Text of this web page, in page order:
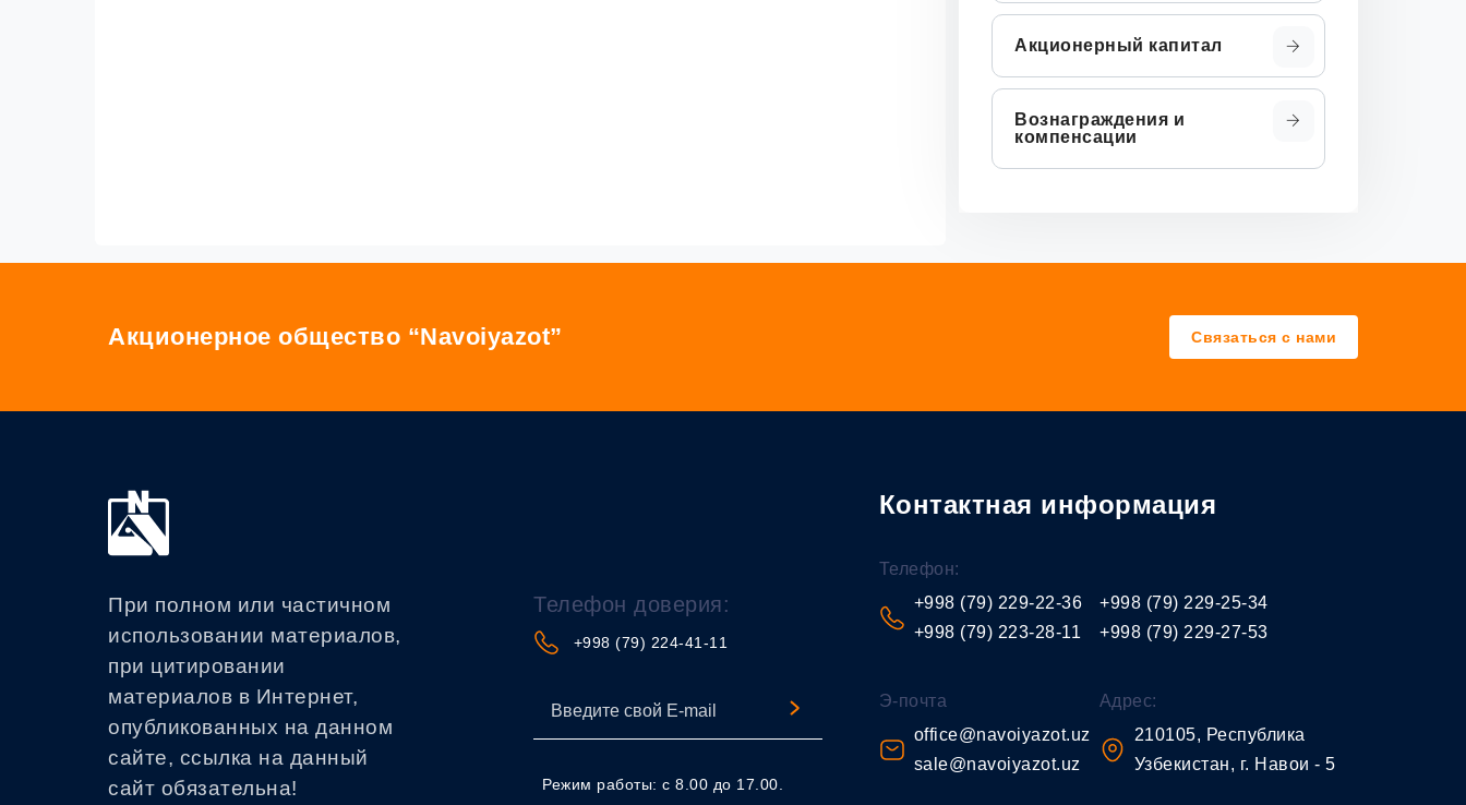
Акционерный капитал
Вознаграждения и
компенсации
Акционерное общество “Navoiyazot” Связаться с нами
При полном или частичном
использовании материалов,
при цитировании
материалов в Интернет,
опубликованных на данном
сайте, ссылка на данный
сайт обязательна!
Телефон доверия:
+998 (79) 224-41-11
Режим работы: с 8.00 до 17.00.
Контактная информация
Телефон:
+998 (79) 229-22-36
+998 (79) 223-28-11
+998 (79) 229-25-34
+998 (79) 229-27-53
Э-почта
office@navoiyazot.uz
sale@navoiyazot.uz
Адрес:
210105, Республика
Узбекистан, г. Навои - 5